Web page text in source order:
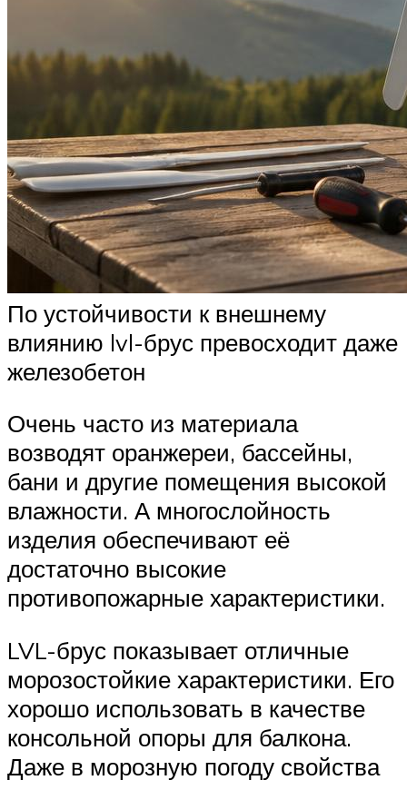
По устойчивости к внешнему
влиянию lvl-брус превосходит даже
железобетон
Очень часто из материала
возводят оранжереи, бассейны,
бани и другие помещения высокой
влажности. А многослойность
изделия обеспечивают её
достаточно высокие
противопожарные характеристики.
LVL-брус показывает отличные
морозостойкие характеристики. Его
хорошо использовать в качестве
консольной опоры для балкона.
Даже в морозную погоду свойства